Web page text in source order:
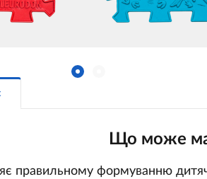
Що може
правильному формуванню